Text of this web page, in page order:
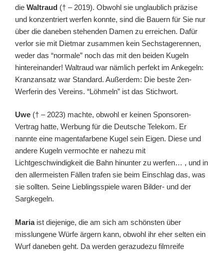
die Waltraud († – 2019). Obwohl sie unglaublich präzise
und konzentriert werfen konnte, sind die Bauern für Sie nur
über die daneben stehenden Damen zu erreichen. Dafür
verlor sie mit Dietmar zusammen kein Sechstagerennen,
weder das “normale” noch das mit den beiden Kugeln
hintereinander! Waltraud war nämlich perfekt im Ankegeln:
Kranzansatz war Standard. Außerdem: Die beste 2en-
Werferin des Vereins. “Löhmeln” ist das Stichwort.
Uwe († – 2023) machte, obwohl er keinen Sponsoren-
Vertrag hatte, Werbung für die Deutsche Telekom. Er
nannte eine magentafarbene Kugel sein Eigen. Diese und
andere Kugeln vermochte er nahezu mit
Lichtgeschwindigkeit die Bahn hinunter zu werfen… , und in
den allermeisten Fällen trafen sie beim Einschlag das, was
sie sollten. Seine Lieblingsspiele waren Bilder- und der
Sargkegeln.
Mariaist diejenige, die am sich am schönsten über
misslungene Würfe ärgern kann, obwohl ihr eher selten ein
Wurf daneben geht. Da werden gerazudezu filmreife